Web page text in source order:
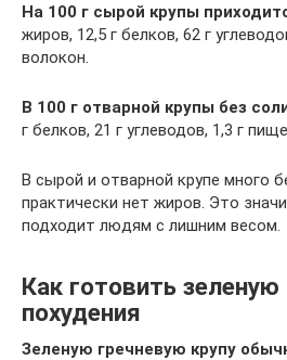
На 100 г сырой крупы
жиров, 12,5 г белков, 62 г
волокон.
В 100 г отварной крупы без
г белков, 21 г углеводов, 1,3 г
В сырой и отварной крупе много
практически нет жиров. Это
подходит людям с лишним весом.
Как готовить зеленую
похудения
Зеленую гречневую крупу